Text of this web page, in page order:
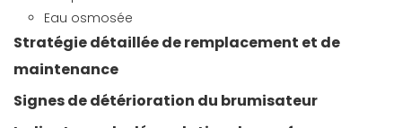
Eau osmosée
Stratégie détaillée de remplacement et de
maintenance
Signes de détérioration du brumisateur